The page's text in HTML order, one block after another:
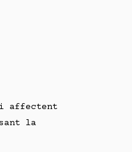
affectent
la